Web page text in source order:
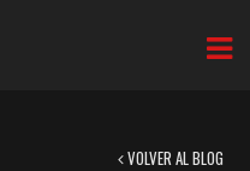
VOLVER AL BLOG